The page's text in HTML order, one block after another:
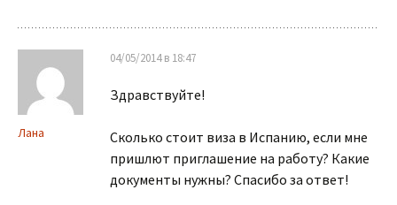
Лана
04/05/2014 в 18:47
Здравствуйте!
Сколько стоит виза в Испанию, если мне
пришлют приглашение на работу? Какие
документы нужны? Спасибо за ответ!